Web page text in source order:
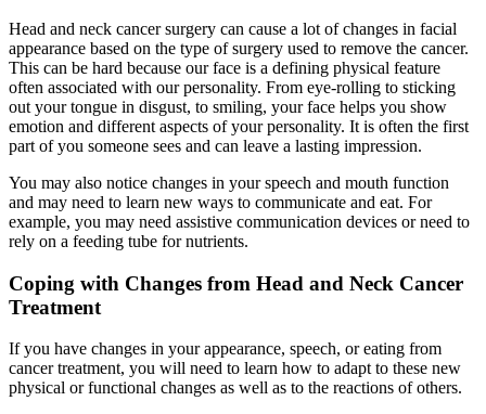
Head and neck cancer surgery can cause a lot of changes in facial
appearance based on the type of surgery used to remove the cancer.
This can be hard because our face is a defining physical feature
often associated with our personality. From eye-rolling to sticking
out your tongue in disgust, to smiling, your face helps you show
emotion and different aspects of your personality. It is often the first
part of you someone sees and can leave a lasting impression.
You may also notice changes in your speech and mouth function
and may need to learn new ways to communicate and eat. For
example, you may need assistive communication devices or need to
rely on a feeding tube for nutrients.
Coping with Changes from Head and Neck Cancer
Treatment
If you have changes in your appearance, speech, or eating from
cancer treatment, you will need to learn how to adapt to these new
physical or functional changes as well as to the reactions of others.